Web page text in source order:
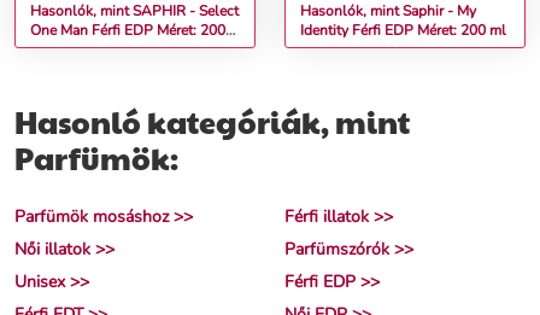
Hasonlók, mint SAPHIR - Select
One Man Férfi EDP Méret: 200
ml
Hasonlók, mint Saphir - My
Identity Férfi EDP Méret: 200 ml
Hasonló kategóriák, mint
Parfümök:
Parfümök mosáshoz >>
Férfi illatok >>
Női illatok >>
Parfümszórók >>
Unisex >>
Férfi EDP >>